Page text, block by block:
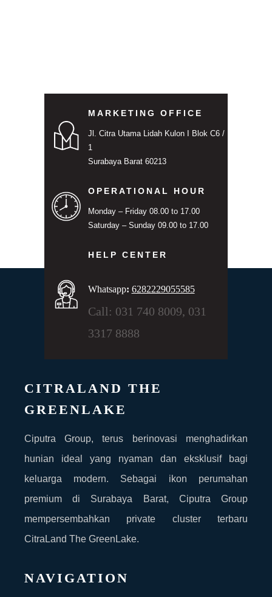
MARKETING OFFICE
Jl. Citra Utama Lidah Kulon I Blok C6 /
1
Surabaya Barat 60213
OPERATIONAL HOUR
Monday – Friday 08.00 to 17.00
Saturday – Sunday 09.00 to 17.00
HELP CENTER
Whatsapp: 6282229055585
Call: 031 740 8009, 031
3317 8888
CITRALAND THE
GREENLAKE
Ciputra Group, terus berinovasi menghadirkan
hunian ideal yang nyaman dan eksklusif bagi
keluarga modern. Sebagai ikon perumahan
premium di Surabaya Barat, Ciputra Group
mempersembahkan private cluster terbaru
CitraLand The GreenLake.
NAVIGATION